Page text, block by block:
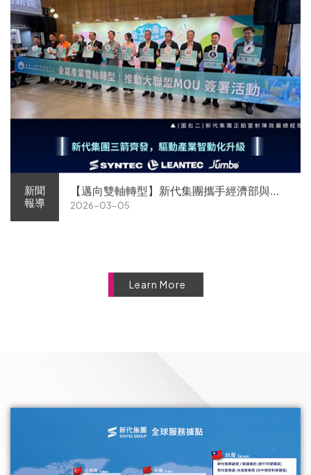
新聞
報導
【邁向雙軸轉型】新代集團攜手經濟部與金
屬中心簽署MOU 領航 AI機器人智慧智造
2026-03-05
Learn More